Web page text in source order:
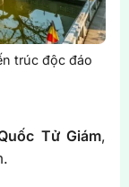
trúc độc đáo
Tử Giám,